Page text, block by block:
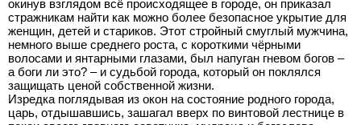
окинув взглядом всё происходящее в городе, он приказал
стражникам найти как можно более безопасное укрытие для
женщин, детей и стариков. Этот стройный смуглый мужчина,
немного выше среднего роста, с короткими чёрными
волосами и янтарными глазами, был напуган гневом богов –
а боги ли это? – и судьбой города, который он поклялся
защищать ценой собственной жизни.
Изредка поглядывая из окон на состояние родного города,
царь, отдышавшись, зашагал вверх по винтовой лестнице в